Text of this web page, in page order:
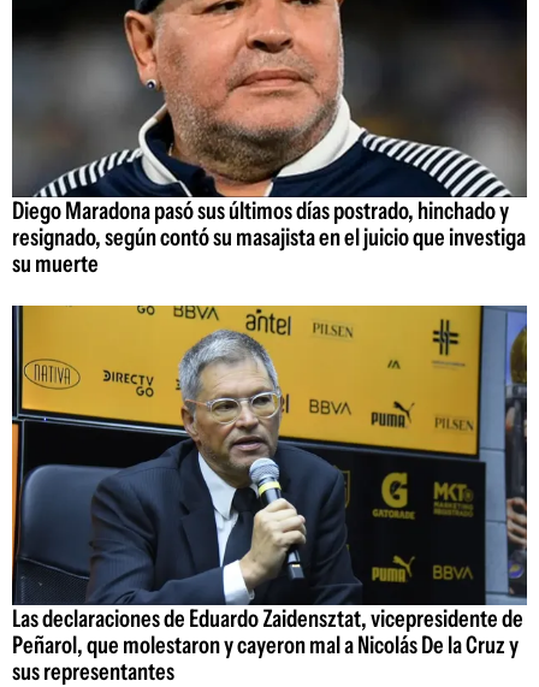
Diego Maradona pasó sus últimos días postrado, hinchado y
resignado, según contó su masajista en el juicio que investiga
su muerte
Las declaraciones de Eduardo Zaidensztat, vicepresidente de
Peñarol, que molestaron y cayeron mal a Nicolás De la Cruz y
sus representantes